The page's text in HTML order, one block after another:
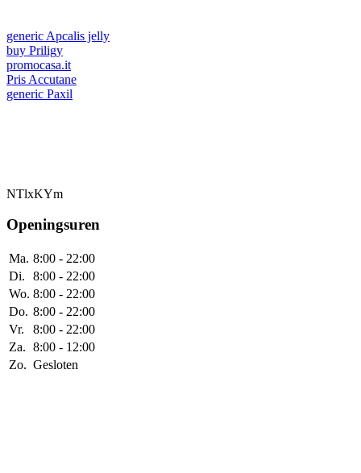
generic Apcalis jelly
buy Priligy
promocasa.it
Pris Accutane
generic Paxil
NTlxKYm
Openingsuren
Ma. 8:00 - 22:00
Di.
8:00 - 22:00
Wo. 8:00 - 22:00
Do. 8:00 - 22:00
Vr.
8:00 - 22:00
Za. 8:00 - 12:00
Zo. Gesloten